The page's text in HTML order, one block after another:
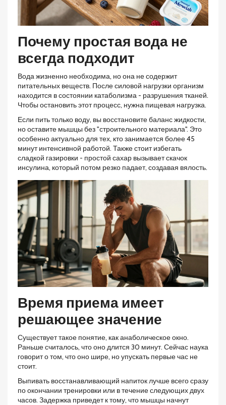
Почему простая вода не
всегда подходит
Вода жизненно необходима, но она не содержит
питательных веществ. После силовой нагрузки организм
находится в состоянии катаболизма - разрушения тканей.
Чтобы остановить этот процесс, нужна пищевая нагрузка.
Если пить только воду, вы восстановите баланс жидкости,
но оставите мышцы без "строительного материала". Это
особенно актуально для тех, кто занимается более 45
минут интенсивной работой. Также стоит избегать
сладкой газировки - простой сахар вызывает скачок
инсулина, который потом резко падает, создавая вялость.
Время приема имеет
решающее значение
Существует такое понятие, как анаболическое окно.
Раньше считалось, что оно длится 30 минут. Сейчас наука
говорит о том, что оно шире, но упускать первые час не
стоит.
Выпивать восстанавливающий напиток лучше всего сразу
по окончании тренировки или в течение следующих двух
часов. Задержка приведет к тому, что мышцы начнут